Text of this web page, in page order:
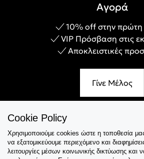
Αγορά
10% off στην
VIP Πρόσβαση στις
Αποκλειστικές
Γίνε Μέλος
Εξυπηρέτηση
Cookie Policy
Χρησιμοποιούμε cookies ώστε η τοποθεσία
να εξατομικεύουμε περιεχόμενο και
λειτουργίες μέσων κοινωνικής δικτύωσης και